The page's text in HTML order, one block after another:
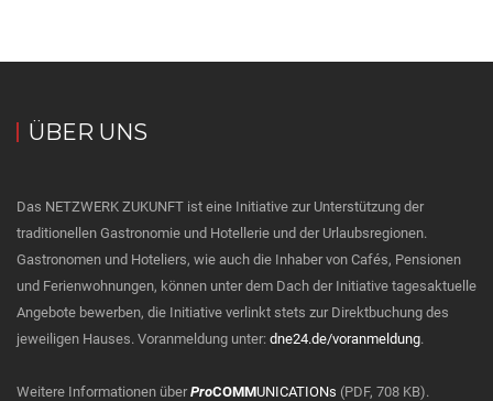
ÜBER UNS
Das NETZWERK ZUKUNFT ist eine Initiative zur Unterstützung der
traditionellen Gastronomie und Hotellerie und der Urlaubsregionen.
Gastronomen und Hoteliers, wie auch die Inhaber von Cafés, Pensionen
und Ferienwohnungen, können unter dem Dach der Initiative tagesaktuelle
Angebote bewerben, die Initiative verlinkt stets zur Direktbuchung des
jeweiligen Hauses. Voranmeldung unter: dne24.de/voranmeldung.
Weitere Informationen überProCOMMUNICATIONs (PDF, 708 KB).